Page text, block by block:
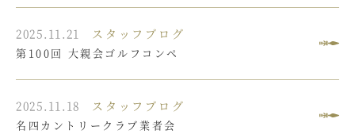
2025.11.21 スタッフブログ
第100回 大親会ゴルフコンペ
2025.11.18 スタッフブログ
名四カントリークラブ業者会